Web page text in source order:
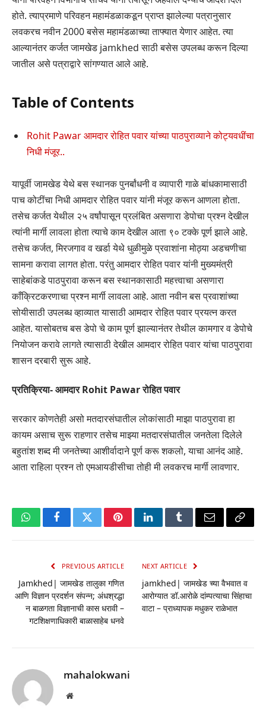
होते. त्याप्रमाणे परिवहन महामंडळाकडून प्राप्त झालेल्या पत्रानुसार
लवकरच नवीन 2000 बसेस महामंडळाच्या ताफ्यात येणार आहेत. त्या
आल्यानंतर कर्जत जामखेड jamkhed साठी बसेस उपलब्ध करून दिल्या
जातील असे पत्राद्वारे सांगण्यात आले आहे.
Table of Contents
Rohit Pawar आमदार रोहित पवार यांच्या पाठपुराव्याने कोट्यवधींचा
निधी मंजूर..
यापूर्वी जामखेड येथे बस स्थानक पुनर्बांधनी व व्यापारी गाळे बांधकामासाठी
पाच कोटींचा निधी आमदार रोहित पवार यांनी मंजूर करून आणला होता.
तसेच कर्जत येथील २५ वर्षांपासून प्रलंबित असणारा डेपोचा प्रश्न देखील
त्यांनी मार्गी लावला होता त्याचे काम देखील आता ९० टक्के पूर्ण झाले आहे.
तसेच कर्जत, मिरजगाव व खर्डा येथे धुळीमुळे प्रवाशांना मोठ्या अडचणीचा
सामना करावा लागत होता. परंतु आमदार रोहित पवार यांनी मुख्यमंत्री
साहेबांकडे पाठपुरावा करून बस स्थानकासाठी महत्त्वाचा असणारा
काँक्रिटकरणाचा प्रश्न मार्गी लावला आहे. आता नवीन बस प्रवाशांच्या
सोयीसाठी उपलब्ध व्हाव्यात यासाठी आमदार रोहित पवार प्रयत्न करत
आहेत. यासोबतच बस डेपो चे काम पूर्ण झाल्यानंतर तेथील कामगार व डेपोचे
नियोजन करावे लागते त्यासाठी देखील आमदार रोहित पवार यांचा पाठपुरावा
शासन दरबारी सुरू आहे.
प्रतिक्रिया- आमदार Rohit Pawarरोहित पवार
सरकार कोणतेही असो मतदारसंघातील लोकांसाठी माझा पाठपुरावा हा
कायम असाच सुरू राहणार तसेच माझ्या मतदारसंघातील जनतेला दिलेले
बहुतांश शब्द मी जनतेच्या आशीर्वादाने पूर्ण करू शकलो, याचा आनंद आहे.
आता राहिला प्रश्न तो एमआयडीसीचा तोही मी लवकरच मार्गी लावणार.
WhatsAppFacebookTwitterPinterestLinkedInTumblrEmail Copy
PREVIOUS ARTICLE
Jamkhed| जामखेड तालुका गणित
आणि विज्ञान प्रदर्शन संपन्न; अंधश्रद्धा
न बाळगता विज्ञानाची कास धरावी –
गटशिक्षणाधिकारी बाळासाहेब धनवे
NEXT ARTICLE
jamkhed| जामखेड च्या वैभवात व
आरोग्यात डॉ.आरोळे दांम्पत्याचा सिंहाचा
वाटा – प्राध्यापक मधुकर राळेभात
mahalokwani
Website